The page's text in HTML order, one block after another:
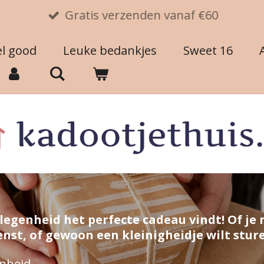
Gratis verzenden vanaf €60
good Leuke bedankjes Sweet 16
het perfecte cadeau vindt! Of je
of gewoon een kleinigheidje wilt